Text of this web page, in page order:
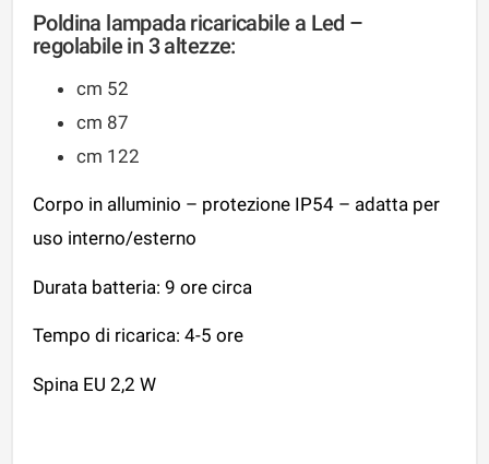
Poldina lampada ricaricabile a Led –
regolabile in 3 altezze:
cm 52
cm 87
cm 122
Corpo in alluminio – protezione IP54 – adatta per
uso interno/esterno
Durata batteria: 9 ore circa
Tempo di ricarica: 4-5 ore
Spina EU 2,2 W